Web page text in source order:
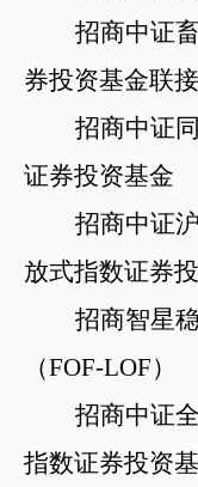
招商中证
券投资基金联
招商中证
证券投资基金
招商中证
放式指数证券
招商智星
（FOF-LOF）
招商中证
指数证券投资